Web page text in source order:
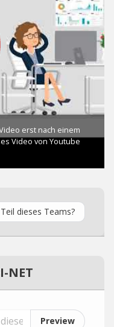
dieses Teams?
NET
Preview